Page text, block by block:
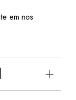
em nos